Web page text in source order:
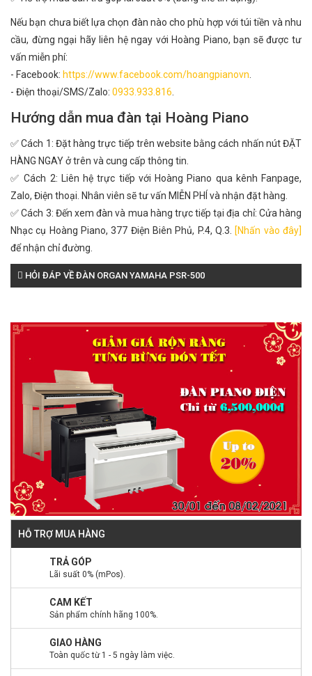
Nếu bạn chưa biết lựa chọn đàn nào cho phù hợp với túi tiền và nhu
cầu, đừng ngại hãy liên hệ ngay với Hoàng Piano, bạn sẽ được tư
vấn miễn phí:
- Facebook: https://www.facebook.com/hoangpianovn
- Điện thoại/SMS/Zalo: 0933.933.816
Hướng dẫn mua đàn tại Hoàng Piano
✅ Cách 1: Đặt hàng trực tiếp trên website bằng cách nhấn nút ĐẶT
HÀNG NGAY ở trên và cung cấp thông tin.
✅ Cách 2: Liên hệ trực tiếp với Hoàng Piano qua kênh Fanpage,
Zalo, Điện thoại. Nhân viên sẽ tư vấn MIỄN PHÍ và nhận đặt hàng.
✅ Cách 3: Đến xem đàn và mua hàng trực tiếp tại địa chỉ: Cửa hàng
Nhạc cụ Hoàng Piano, 377 Điện Biên Phủ, P.4, Q.3.
[Nhấn vào đây]
để nhận chỉ đường.
HỎI ĐÁP VỀ ĐÀN ORGAN YAMAHA PSR-500
HỖ TRỢ MUA HÀNG
TRẢ GÓP
Lãi suất 0% (mPos).
CAM KẾT
Sản phẩm chính hãng 100%.
GIAO HÀNG
Toàn quốc từ 1 - 5 ngày làm việc.